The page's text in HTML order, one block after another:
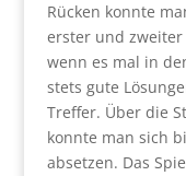
Rücken konnte
erster und zweiter
wenn es mal in
stets gute
Treffer. Über die
konnte man sich
absetzen. Das